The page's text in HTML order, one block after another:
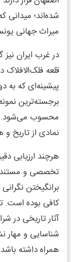
شده‌اند؛
میراث جهانی
در غرب ایران
قلعه
پیشینه‌ای که به
برجسته‌ترین
محسوب می‌شود.
نمادی از تاریخ
هرچند ارزیابی
تخصصی و مستند
برانگیختن
کافی بوده است.
آثار تاریخی در
شناسایی و مهار
همراه داشته